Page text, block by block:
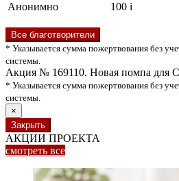
Анонимно
100 i
Все благотворители
* Указывается сумма пожертвования без
системы.
Акция № 169110. Новая помпа для
* Указывается сумма пожертвования без
системы.
×
Закрыть
АКЦИИ ПРОЕКТА
смотреть все